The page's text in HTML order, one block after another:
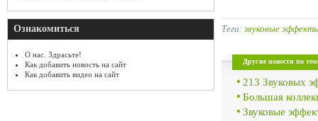
Ознакомиться
О нас. Здрасьте!
Как добавить новость на сайт
Как добавить видео на сайт
Теги: звуковые
Другие новости по
213 Звуковых
Большая
Звуковые